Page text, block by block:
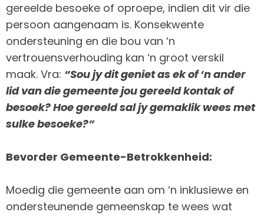
gereelde besoeke of oproepe, indien dit vir die
persoon aangenaam is. Konsekwente
ondersteuning en die bou van ‘n
vertrouensverhouding kan ‘n groot verskil
maak. Vra: “Sou jy dit geniet as ek of ‘n ander
lid van die gemeente jou gereeld kontak of
besoek?Hoe gereeld sal jy gemaklik wees met
sulke besoeke?”
Bevorder Gemeente-Betrokkenheid:
Moedig die gemeente aan om ‘n inklusiewe en
ondersteunende gemeenskap te wees wat